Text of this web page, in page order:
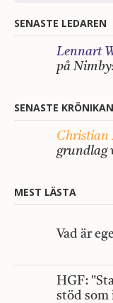
SENASTE LEDAREN
Lennart
på
SENASTE KRÖNIKAN
Christian
grundlag
MEST LÄSTA
Vad är
HGF:
stöd som